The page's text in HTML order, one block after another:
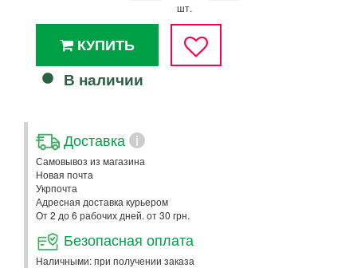
шт.
КУПИТЬ
В наличии
Доставка i
Самовывоз из магазина
Новая почта
Укрпочта
Адресная доставка курьером
От 2 до 6 рабочих дней. от 30 грн.
Безопасная оплата
Наличными: при получении заказа